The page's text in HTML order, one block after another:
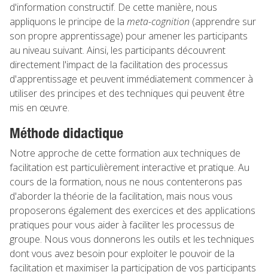
d'information constructif. De cette manière, nous
appliquons le principe de la meta-cognition (apprendre sur
son propre apprentissage) pour amener les participants
au niveau suivant. Ainsi, les participants découvrent
directement l'impact de la facilitation des processus
d'apprentissage et peuvent immédiatement commencer à
utiliser des principes et des techniques qui peuvent être
mis en œuvre.
Méthode didactique
Notre approche de cette formation aux techniques de
facilitation est particulièrement interactive et pratique. Au
cours de la formation, nous ne nous contenterons pas
d'aborder la théorie de la facilitation, mais nous vous
proposerons également des exercices et des applications
pratiques pour vous aider à faciliter les processus de
groupe. Nous vous donnerons les outils et les techniques
dont vous avez besoin pour exploiter le pouvoir de la
facilitation et maximiser la participation de vos participants